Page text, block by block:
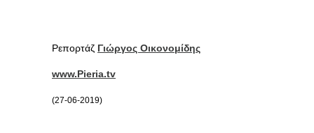
Ρεπορτάζ Γιώργος Οικονομίδης
www.Pieria.tv
(27-06-2019)